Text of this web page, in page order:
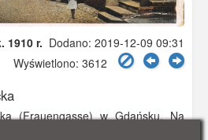
1910 r. Dodano: 2019-12-09 09:31
Wyświetlono: 3612
(Frauengasse) w Gdańsku. Na
(Sternwarte), obecnie